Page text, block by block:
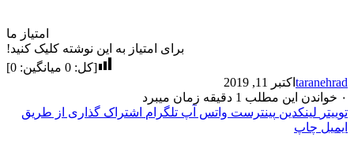
امتیاز ما
برای امتیاز به این نوشته کلیک کنید!
[کل: 0 میانگین: 0
]
taranehrad اکتبر 11, 2019
۰ خواندن این مطلب 1 دقیقه زمان میبرد
توییتر لینکدین پینترست واتس آپ تلگرام اشتراک گذاری از طریق
ایمیل چاپ